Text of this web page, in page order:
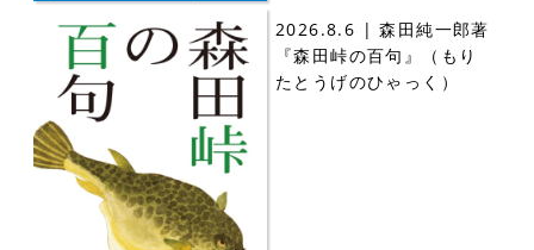
2026.8.6 | 森田純一郎著
『森田峠の百句』（もり
たとうげのひゃっく）